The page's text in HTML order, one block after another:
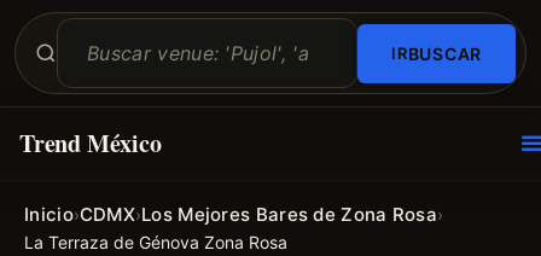
BUSCAR
Trend México
Inicio›CDMX›Los Mejores Bares de Zona Rosa›
La Terraza de Génova Zona Rosa